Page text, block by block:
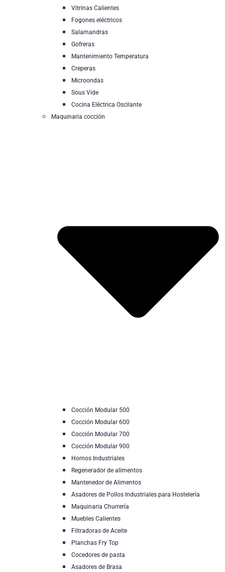
Vitrinas Calientes
Fogones eléctricos
Salamandras
Gofreras
Mantenimiento Temperatura
Creperas
Microondas
Sous Vide
Cocina Eléctrica Oscilante
Maquinaria cocción
Cocción Modular 500
Cocción Modular 600
Cocción Modular 700
Cocción Modular 900
Hornos Industriales
Regenerador de alimentos
Mantenedor de Alimentos
Asadores de Pollos Industriales para Hostelería
Maquinaria Churrería
Muebles Calientes
Filtradoras de Aceite
Planchas Fry Top
Cocedores de pasta
Asadores de Brasa